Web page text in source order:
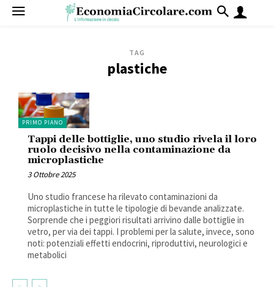
TAG
plastiche
PRIMO PIANO
Tappi delle bottiglie, uno studio rivela il loro
ruolo decisivo nella contaminazione da
microplastiche
3 Ottobre 2025
Uno studio francese ha rilevato contaminazioni da
microplastiche in tutte le tipologie di bevande analizzate.
Sorprende che i peggiori risultati arrivino dalle bottiglie in
vetro, per via dei tappi. I problemi per la salute, invece, sono
noti: potenziali effetti endocrini, riproduttivi, neurologici e
metabolici